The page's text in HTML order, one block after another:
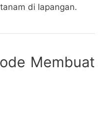
di lapangan.
Membuat